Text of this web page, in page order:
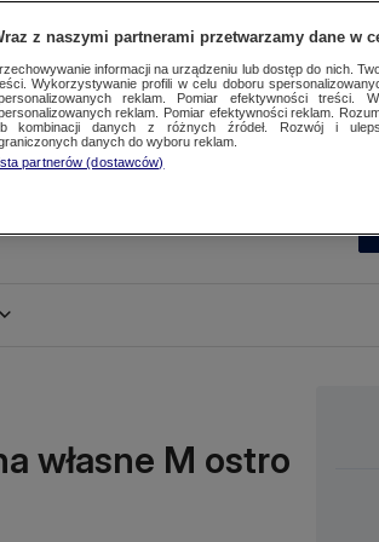
własne M ostro
z naszymi partnerami przetwarzamy dane w
informacji na urządzeniu lub dostęp do nich.
Wykorzystywanie profili w celu doboru
reklam. Pomiar efektywności treści.
reklam. Pomiar efektywności reklam.
kombinacji danych z różnych źródeł. Rozwój i
danych do wyboru reklam.
partnerów (dostawców)